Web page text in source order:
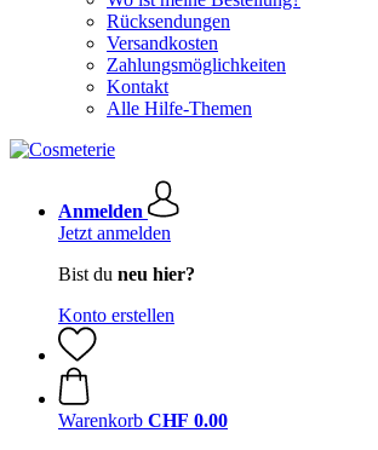
Rücksendungen
Versandkosten
Zahlungsmöglichkeiten
Kontakt
Alle Hilfe-Themen
Anmelden
Jetzt anmelden
Bist du neu hier?
Konto erstellen
Warenkorb CHF 0.00